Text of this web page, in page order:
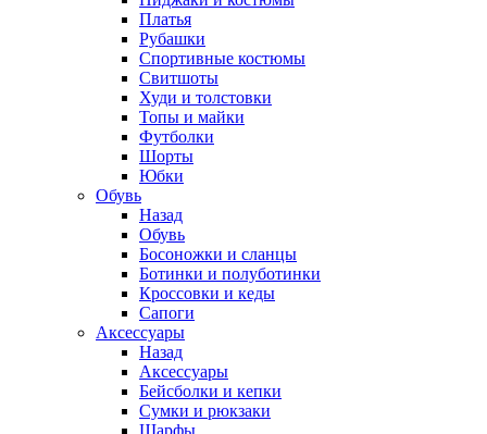
Платья
Рубашки
Спортивные костюмы
Свитшоты
Худи и толстовки
Топы и майки
Футболки
Шорты
Юбки
Обувь
Назад
Обувь
Босоножки и сланцы
Ботинки и полуботинки
Кроссовки и кеды
Сапоги
Аксессуары
Назад
Аксессуары
Бейсболки и кепки
Сумки и рюкзаки
Шарфы